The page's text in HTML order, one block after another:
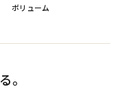
ボリューム
。